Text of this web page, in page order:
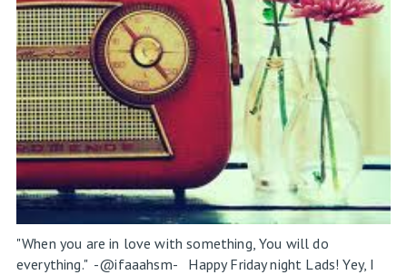
"When you are in love with something, You will do
everything." -@ifaaahsm- Happy Friday night Lads! Yey, I